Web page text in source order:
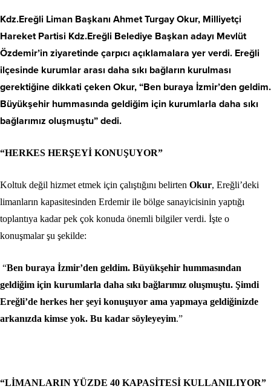
Kdz.Ereğli Liman Başkanı Ahmet Turgay Okur, Milliyetçi
Hareket Partisi Kdz.Ereğli Belediye Başkan adayı Mevlüt
Özdemir’in ziyaretinde çarpıcı açıklamalara yer verdi. Ereğli
ilçesinde kurumlar arası daha sıkı bağların kurulması
gerektiğine dikkati çeken Okur, “Ben buraya İzmir’den geldim.
Büyükşehir hummasında geldiğim için kurumlarla daha sıkı
bağlarımız oluşmuştu” dedi.
“HERKES HERŞEYİ KONUŞUYOR”
Koltuk değil hizmet etmek için çalıştığını belirten Okur, Ereğli’deki
limanların kapasitesinden Erdemir ile bölge sanayicisinin yaptığı
toplantıya kadar pek çok konuda önemli bilgiler verdi. İşte o
konuşmalar şu şekilde:
“Ben buraya İzmir’den geldim. Büyükşehir hummasından
geldiğim için kurumlarla daha sıkı bağlarımız oluşmuştu. Şimdi
Ereğli’de herkes her şeyi konuşuyor ama yapmaya geldiğinizde
arkanızda kimse yok. Bu kadar söyleyeyim.”
“LİMANLARIN YÜZDE 40 KAPASİTESİ KULLANILIYOR”